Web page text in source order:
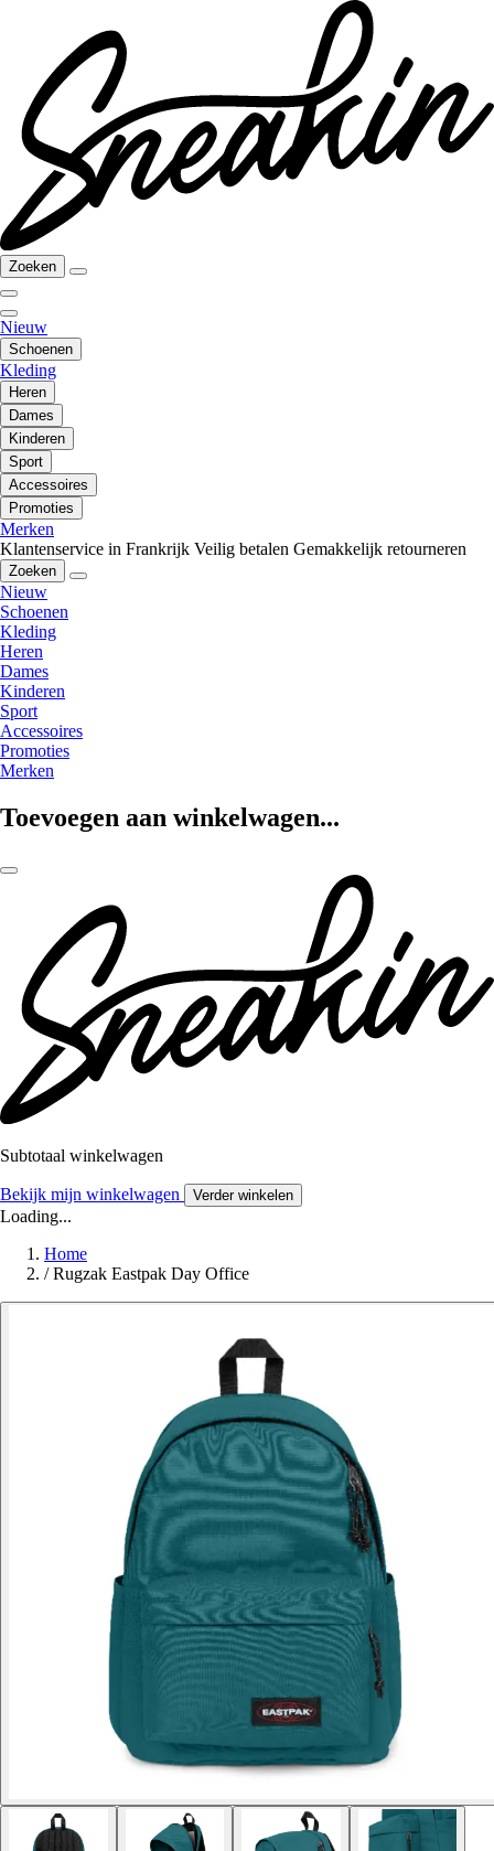
Zoeken
Nieuw
Schoenen
Kleding
Heren
Dames
Kinderen
Sport
Accessoires
Promoties
Merken
Klantenservice in Frankrijk Veilig betalen Gemakkelijk retourneren
Zoeken
Nieuw
Schoenen
Kleding
Heren
Dames
Kinderen
Sport
Accessoires
Promoties
Merken
Toevoegen aan winkelwagen...
Subtotaal winkelwagen
Bekijk mijn winkelwagen Verder winkelen
Loading...
Home
/ Rugzak Eastpak Day Office